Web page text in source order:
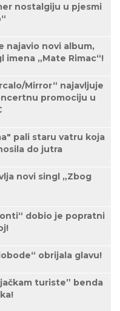
nostalgiju u pjesmi
najavio novi album,
imena „Mate Rimac“!
Mirror“ najavljuje
promociju u
pali staru vatru koja
do jutra
novi singl „Zbog
dobio je popratni
obrijala glavu!
turiste” benda